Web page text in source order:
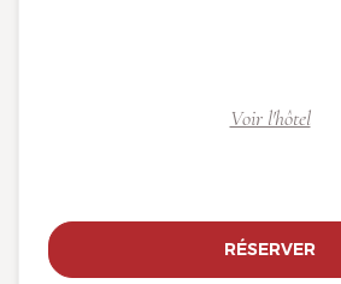
Voir l'hôtel
RÉSERVER